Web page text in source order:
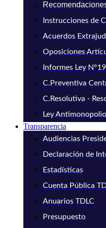
Instrucciones de
Acuerdos
Oposiciones
Informes Ley
C.Preventiva
C.Resolutiva -
Ley
Transparencia
Audiencias
Declaración de
Estadísticas
Cuenta Pública
Anuarios TDLC
Presupuesto